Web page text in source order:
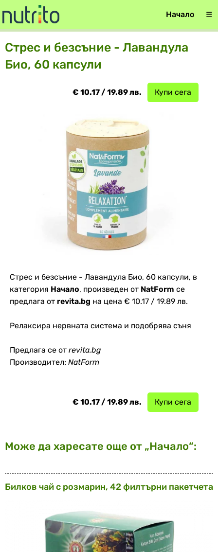
Начало ☰
Стрес и безсъние - Лавандула
Био, 60 капсули
Купи сега
€ 10.17 / 19.89 лв.
Стрес и безсъние - Лавандула Био, 60 капсули, в
категория Начало, произведен от NatForm се
предлага от revita.bg на цена € 10.17 / 19.89 лв.
Релаксира нервната система и подобрява съня
Предлага се от revita.bg
Производител: NatForm
Купи сега
€ 10.17 / 19.89 лв.
Може да харесате още от „Начало“:
Билков чай с розмарин, 42 филтърни пакетчета